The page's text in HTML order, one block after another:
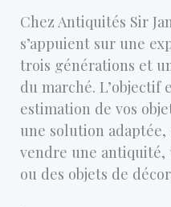
Chez Antiquités Sir
s’appuient sur une
trois générations et
du marché. L’objectif
estimation de vos
une solution adaptée,
vendre une antiquité,
ou des objets de